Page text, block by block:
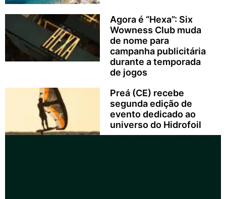
Agora é “Hexa”: Six
Wowness Club muda
de nome para
campanha publicitária
durante a temporada
de jogos
Preá (CE) recebe
segunda edição de
evento dedicado ao
universo do Hidrofoil